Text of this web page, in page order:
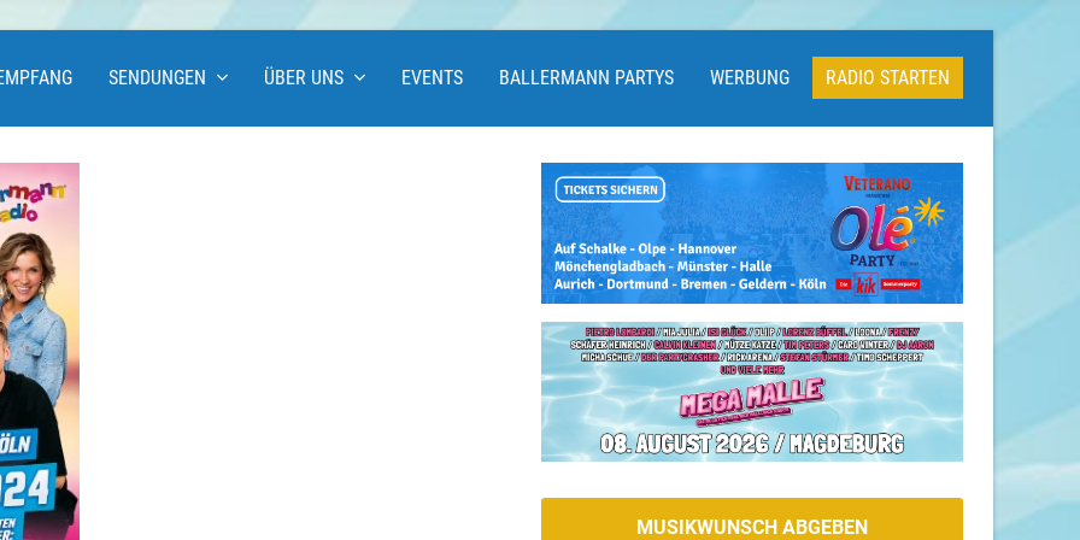
SENDUNGEN ÜBER UNS EVENTS BALLERMANN PARTYS WERBUNG RADIO STARTEN
MUSIKWUNSCH ABGEBEN